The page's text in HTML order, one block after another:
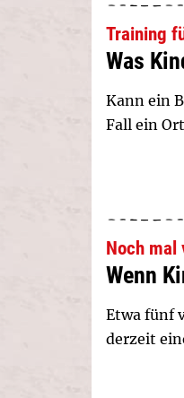
Training
Was
Kann ein
Fall ein
Noch mal
Wenn
Etwa fünf
derzeit